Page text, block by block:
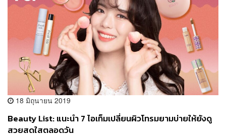
18 มิถุนายน 2019
Beauty List: แนะนำ 7 ไอเท็มเปลี่ยนผิวโทรมยามบ่ายให้ยังดู
สวยสดใสตลอดวัน